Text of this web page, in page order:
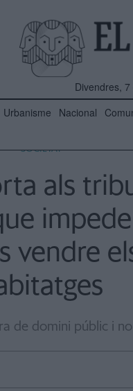
Divendres,
Urbanisme Nacional
SOCIETAT
als
vendre
de domini públic i